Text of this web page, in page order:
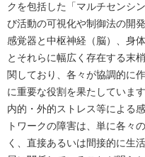
クを包括した「マルチセンシ
び活動の可視化や制御法の開
感覚器と中枢神経（脳）、身
とそれらに幅広く存在する末
関しており、各々が協調的に
に重要な役割を果たしていま
内的・外的ストレス等による
トワークの障害は、単に各々
く、直接あるいは間接的に生